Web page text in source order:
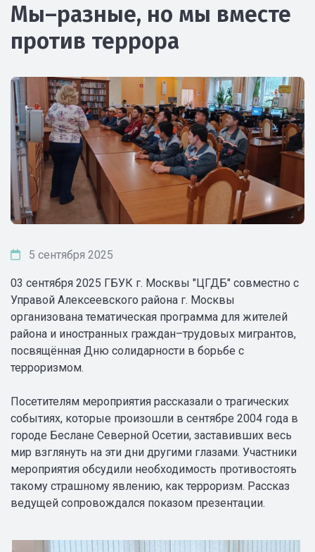
Мы–разные, но мы вместе
против террора
5 сентября 2025
03 сентября 2025 ГБУК г. Москвы "ЦГДБ" совместно с
Управой Алексеевского района г. Москвы
организована тематическая программа для жителей
района и иностранных граждан–трудовых мигрантов,
посвящённая Дню солидарности в борьбе с
терроризмом.
Посетителям мероприятия рассказали о трагических
событиях, которые произошли в сентябре 2004 года в
городе Беслане Северной Осетии, заставивших весь
мир взглянуть на эти дни другими глазами. Участники
мероприятия обсудили необходимость противостоять
такому страшному явлению, как терроризм. Рассказ
ведущей сопровождался показом презентации.